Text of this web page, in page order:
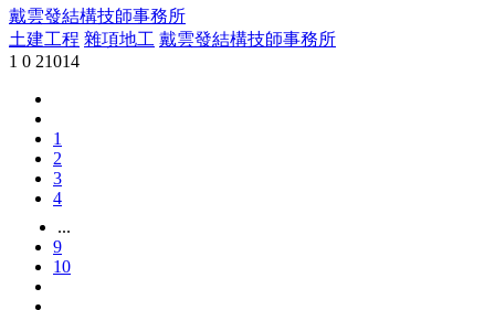
戴雲發結構技師事務所
土建工程 雜項地工 戴雲發結構技師事務所
1 0 21014
1
2
3
4
...
9
10